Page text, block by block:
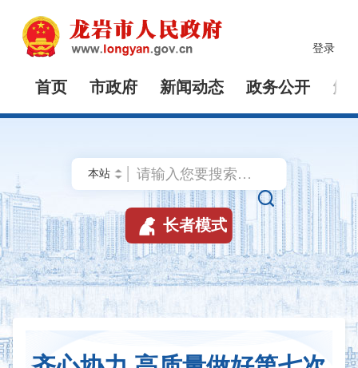
登录
首页 市政府 新闻动态 政务公开 解

 长者模式